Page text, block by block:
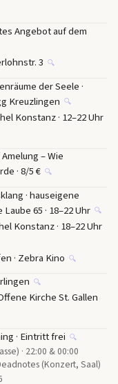
Angebot auf dem
3 🔍
der Seele ·
Kreuzlingen 🔍
Konstanz · 12–22 Uhr
– Wie
· 8/5 € 🔍
· hauseigene
65 · 18–22 Uhr 🔍
Konstanz · 18–22 Uhr
· Zebra Kino 🔍
🔍
Kirche St. Gallen
· Eintritt frei 🔍
· 22:00 & 00:00
(Konzert, Saal)